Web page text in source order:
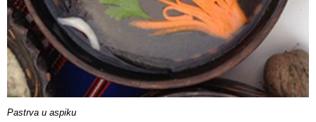
Pastrva u aspiku